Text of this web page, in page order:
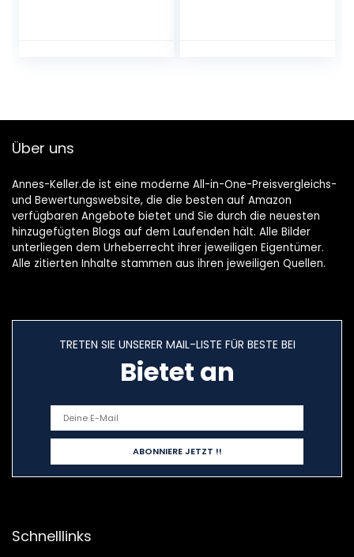
Über uns
Annes-Keller.de ist eine moderne All-in-One-Preisvergleichs-
und Bewertungswebsite, die die besten auf Amazon
verfügbaren Angebote bietet und Sie durch die neuesten
hinzugefügten Blogs auf dem Laufenden hält. Alle Bilder
unterliegen dem Urheberrecht ihrer jeweiligen Eigentümer.
Alle zitierten Inhalte stammen aus ihren jeweiligen Quellen.
TRETEN SIE UNSERER MAIL-LISTE FÜR BESTE BEI
Bietet an
Schnelllinks